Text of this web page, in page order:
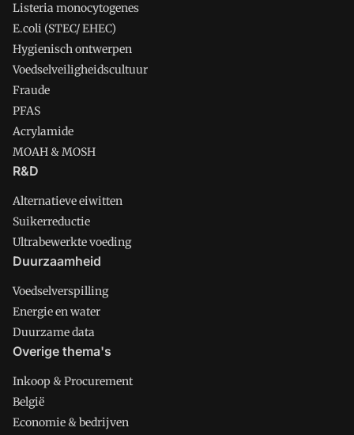
Listeria monocytogenes
E.coli (STEC/ EHEC)
Hygienisch ontwerpen
Voedselveiligheidscultuur
Fraude
PFAS
Acrylamide
MOAH & MOSH
R&D
Alternatieve eiwitten
Suikerreductie
Ultrabewerkte voeding
Duurzaamheid
Voedselverspilling
Energie en water
Duurzame data
Overige thema's
Inkoop & Procurement
België
Economie & bedrijven